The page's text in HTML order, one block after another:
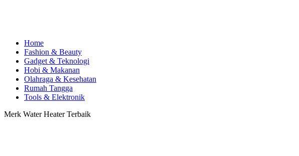
Home
Fashion & Beauty
Gadget & Teknologi
Hobi & Makanan
Olahraga & Kesehatan
Rumah Tangga
Tools & Elektronik
Merk Water Heater Terbaik